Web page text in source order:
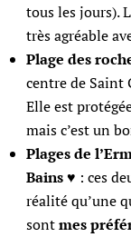
tous les jours).
très agréable
Plage des
centre de Saint
Elle est
mais c’est un
Plages de
Bains♥ : ces
réalité qu’une
sontmes